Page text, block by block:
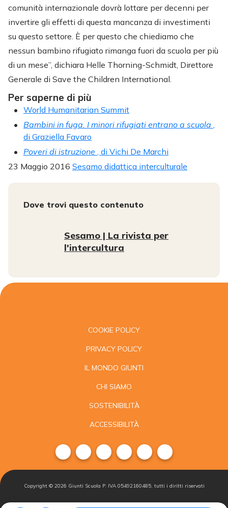
comunità internazionale dovrà lottare per decenni per
invertire gli effetti di questa mancanza di investimenti
su questo settore. È per questo che chiediamo che
nessun bambino rifugiato rimanga fuori da scuola per più
di un mese”, dichiara Helle Thorning-Schmidt, Direttore
Generale di Save the Children International.
Per saperne di più
World Humanitarian Summit
Bambini in fuga. I minori rifugiati entrano a scuola ,
di Graziella Favaro
Poveri di istruzione , di Vichi De Marchi
23 Maggio 2016 Sesamo didattica interculturale
Dove trovi questo contenuto
Sesamo | La rivista per
l'intercultura
COOKIE POLICY
PRIVACY POLICY
IL MONDO GIUNTI
CHI SIAMO
SOSTENIBILITÀ
ACCESSIBILITÀ
Copyright © 2026 Giunti Scuola P. IVA 05492160485, tutti i diritti riservati